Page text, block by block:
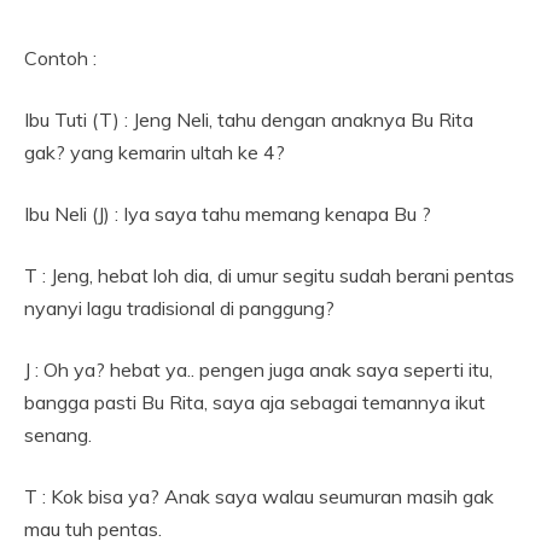
Contoh :
Ibu Tuti (T) : Jeng Neli, tahu dengan anaknya Bu Rita
gak? yang kemarin ultah ke 4?
Ibu Neli (J) : Iya saya tahu memang kenapa Bu ?
T : Jeng, hebat loh dia, di umur segitu sudah berani pentas
nyanyi lagu tradisional di panggung?
J : Oh ya? hebat ya.. pengen juga anak saya seperti itu,
bangga pasti Bu Rita, saya aja sebagai temannya ikut
senang.
T : Kok bisa ya? Anak saya walau seumuran masih gak
mau tuh pentas.